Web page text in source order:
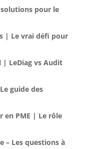
pour le
| Le vrai défi pour
LeDiag vs Audit
guide des
en PME | Le rôle
– Les questions à